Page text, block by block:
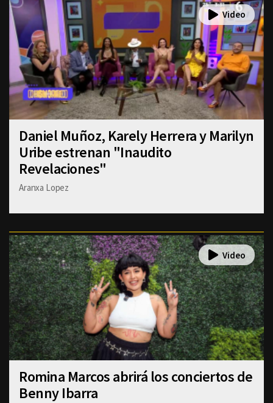
Daniel Muñoz, Karely Herrera y Marilyn
Uribe estrenan "Inaudito
Revelaciones"
Aranxa Lopez
Romina Marcos abrirá los conciertos de
Benny Ibarra